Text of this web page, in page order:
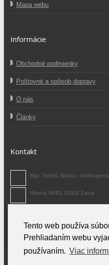
Tento web používa
Prehliadaním webu
používaním. Viac
Mapa webu
Informácie
Obchodné podmienky
Poštovné a spôsob dopravy
O nás
Články
Kontakt
Mgr. Tomáš Slouka -
Hlavná 46/83, 91926 Zavar
info@auraknihy.sk